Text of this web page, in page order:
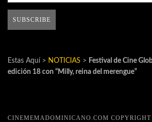
Estas Aquí > NOTICIAS > Festival de Cine
edición 18 con “Milly, reina del merengue”
CINEMEMADOMINICANO.COM